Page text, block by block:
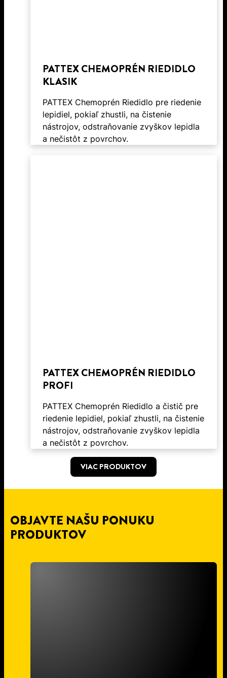
PATTEX CHEMOPRÉN RIEDIDLO
KLASIK
PATTEX Chemoprén Riedidlo pre riedenie
lepidiel, pokiaľ zhustli, na čistenie
nástrojov, odstraňovanie zvyškov lepidla
a nečistôt z povrchov.
PATTEX CHEMOPRÉN RIEDIDLO
PROFI
PATTEX Chemoprén Riedidlo a čistič pre
riedenie lepidiel, pokiaľ zhustli, na čistenie
nástrojov, odstraňovanie zvyškov lepidla
a nečistôt z povrchov.
VIAC PRODUKTOV
OBJAVTE NAŠU PONUKU
PRODUKTOV